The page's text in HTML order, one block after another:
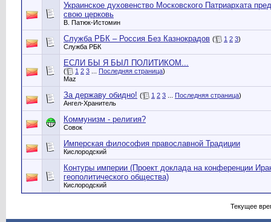
Украинское духовенство Московского Патриархата
свою церковь
В. Патюк-Истомин
Служба РБК – Россия Без Казнокрадов ( 1 2 3)
Служба РБК
ЕСЛИ БЫ Я БЫЛ ПОЛИТИКОМ...
( 1 2 3 Последняя страница)
Maz
За державу обидно! ( 1 2 3 Последняя страница)
Ангел-Хранитель
Коммунизм - религия?
Совок
Имперская философия православной Традиции
Кислородский
Контуры империи (Проект доклада на конференции
геополитического общества)
Кислородский
Текущее